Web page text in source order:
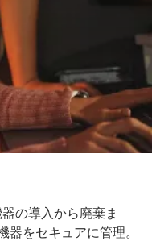
の導入から廃棄ま
をセキュアに管理。